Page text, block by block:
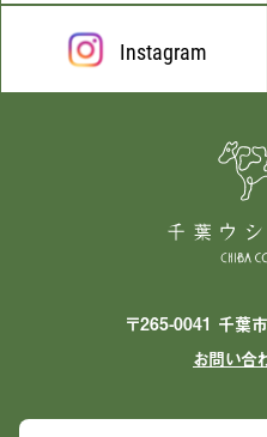
Instagram
〒265-0041 千葉
お問い合